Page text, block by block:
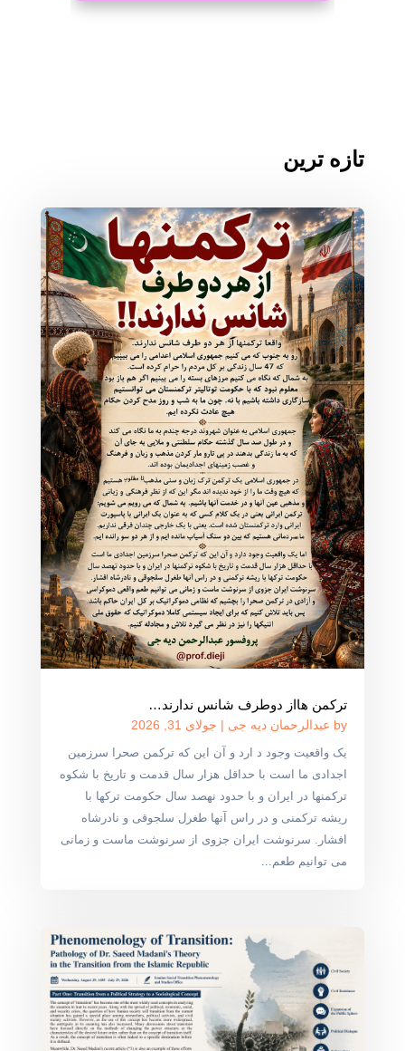
تازه ترین
ترکمن هااز دوطرف شانس ندارند…
by عبدالرحمان دیه جی | جولای 31, 2026
یک واقعیت وجود د ارد و آن این که ترکمن صحرا سرزمین
اجدادی ما است با حداقل هزار سال قدمت و تاریخ با شکوه
ترکمنها در ایران و با حدود نهصد سال حکومت ترکها با
ریشه ترکمنی و در راس آنها طغرل سلجوقی و نادرشاه
افشار. سرنوشت ایران جزوی از سرنوشت ماست و زمانی
می توانیم طعم...